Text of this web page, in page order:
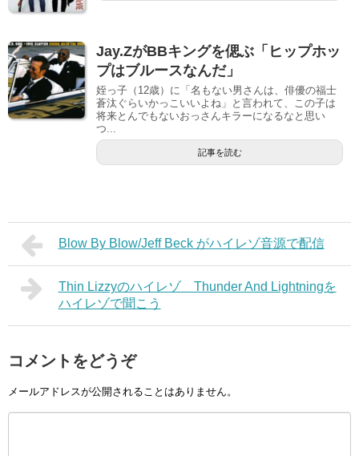
Jay.ZがBBキングを偲ぶ「ヒップホッ
プはブルースなんだ」
姪っ子（12歳）に「名もない男さんは、俳優の福士
蒼汰ぐらいかっこいいよね」と言われて、この子は
将来とんでもないおっさんキラーになるなと思い
つ...
記事を読む
Blow By Blow/Jeff Beck がハイレゾ音源で配信
Thin Lizzyのハイレゾ Thunder And Lightningを
ハイレゾで聞こう
コメントをどうぞ
メールアドレスが公開されることはありません。